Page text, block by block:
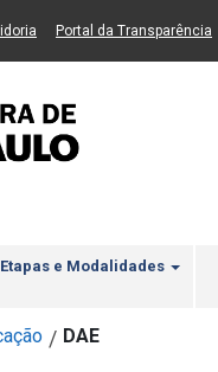
principal 2 Ir para busca
um novo sítio)
(Link para um novo sítio)
Portal da Transparência
Etapas e Modalidades
/ DAE